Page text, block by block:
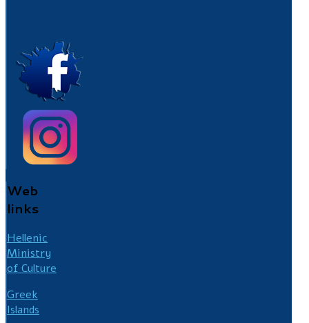
Web
links
Hellenic
Ministry
of Culture
Greek
Islands